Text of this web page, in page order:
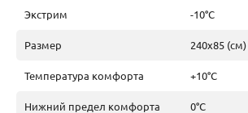
Экстрим -10°C
Размер 240х85 (см)
Температура комфорта +10°C
Нижний предел комфорта 0°C